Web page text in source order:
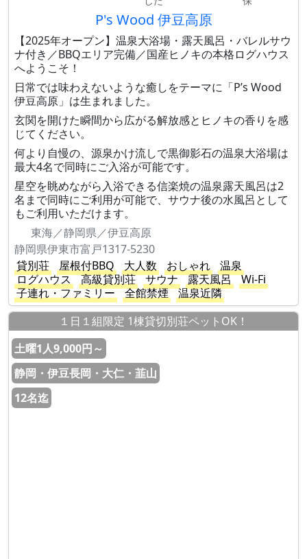
P's Wood 伊豆高原
【2025年オープン】温泉大浴場・露天風呂・バレルサウ
ナ付き／BBQエリア完備／国産ヒノキの本格ログハウス
へようこそ！
日常では味わえないような癒しをテーマに「P’s Wood
伊豆高原」は生まれました。
玄関を開けた瞬間から広がる解放感とヒノキの香りを感
じてください。
何より自慢の、源泉かけ流しで黒御影石の温泉大浴場は
最大4名で同時にご入浴が可能です。
星空を眺めながら入浴できる信楽焼の温泉露天風呂は2
名まで同時にご利用が可能で、サウナ後の水風呂として
もご利用いただけます。
東海／静岡県／伊豆高原
静岡県伊東市富戸1317-5230
貸別荘
屋根付BBQ 大人数 おしゃれ
温泉
ログハウス
高級貸別荘 サウナ 露天風呂
Wi-Fi
子連れ・ファミリー
全館禁煙
温泉近隣
１日１組限定 1棟貸切別荘ペットOK！
土曜1人9,000円～
静岡・伊豆長岡・大仁・韮山
12名迄